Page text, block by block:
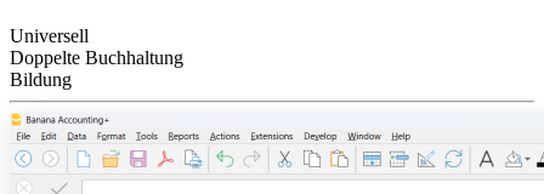
Universell
Doppelte Buchhaltung
Bildung